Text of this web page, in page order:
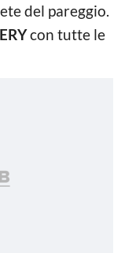
del pareggio.
con tutte le